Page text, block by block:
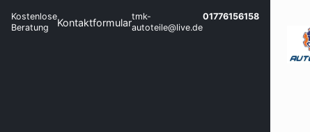
Kostenlose
Beratung
Kontaktformulartmk-
autoteile@live.de
01776156158